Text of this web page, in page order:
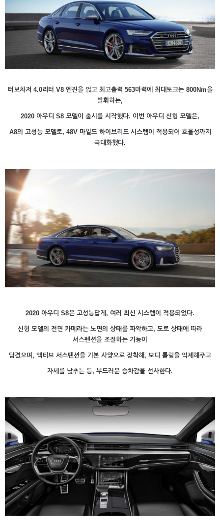
터보차저 4.0리터 V8 엔진을 얹고 최고출력 563마력에 최대토크는 800Nm을
발휘하는,
2020 아우디 S8 모델이 출시를 시작했다. 이번 아우디 신형 모델은,
A8의 고성능 모델로, 48V 마일드 하이브리드 시스템이 적용되어 효율성까지
극대화했다.
2020 아우디 S8은 고성능답게, 여러 최신 시스템이 적용되었다.
신형 모델의 전면 카메라는 노면의 상태를 파악하고, 도로 상태에 따라
서스펜션을 조절하는 기능이
담겼으며, 액티브 서스펜션을 기본 사양으로 장착해, 보디 롤링을 억제해주고
자세를 낮추는 등, 부드러운 승차감을 선사한다.